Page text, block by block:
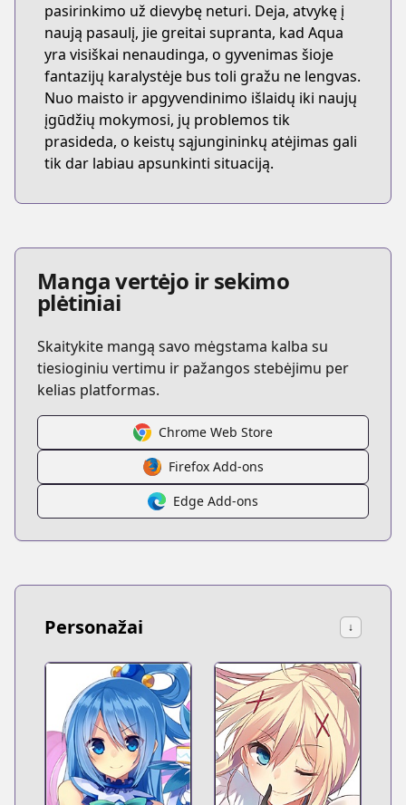
pasirinkimo už dievybę neturi. Deja, atvykę į
naują pasaulį, jie greitai supranta, kad Aqua
yra visiškai nenaudinga, o gyvenimas šioje
fantazijų karalystėje bus toli gražu ne lengvas.
Nuo maisto ir apgyvendinimo išlaidų iki naujų
įgūdžių mokymosi, jų problemos tik
prasideda, o keistų sąjungininkų atėjimas gali
tik dar labiau apsunkinti situaciją.
Manga vertėjo ir sekimo
plėtiniai
Skaitykite mangą savo mėgstama kalba su
tiesioginiu vertimu ir pažangos stebėjimu per
kelias platformas.
Chrome Web Store
Firefox Add-ons
Edge Add-ons
Personažai ↓